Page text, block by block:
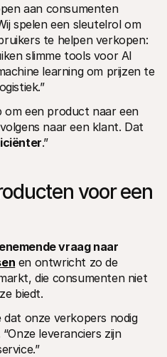
aan consumenten
spelen een sleutelrol om
te helpen verkopen:
slimme tools voor AI
learning om prijzen te
om een product naar een
naar een klant. Dat
.”
voor een
vraag naar
en ontwricht zo de
die consumenten niet
biedt.
onze verkopers nodig
leveranciers zijn